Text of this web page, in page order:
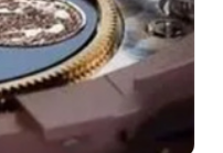
需提前预约）
提前预约）
前预约）
）